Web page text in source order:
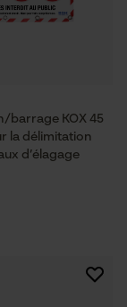
barrage KOX 45
la délimitation
d’élagage